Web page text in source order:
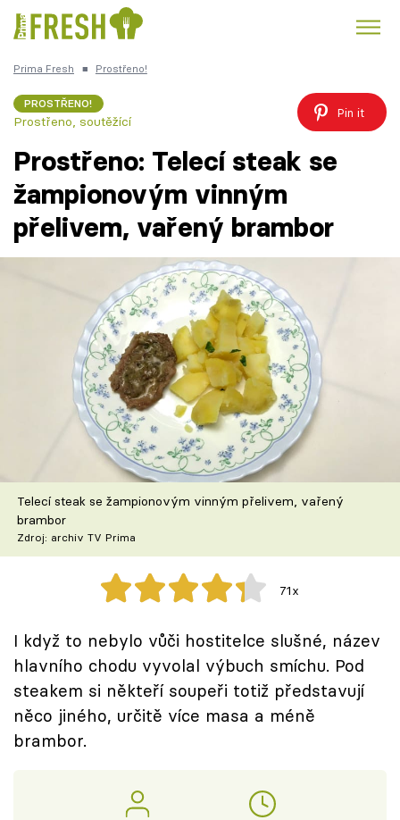
Česká kuchyně
Témata
TV Program
Škola vaření
Recepty z TV
Speciál: Cuketa
Těhotnej kuchař
Sledujte prima+
Přihlášení
Sledujte nás
Prima Fresh ■ Prostřeno!
PROSTŘENO!
Prostřeno, soutěžící
Pin it
Prostřeno: Telecí steak se
žampionovým vinným
přelivem, vařený brambor
Telecí steak se žampionovým vinným přelivem, vařený
brambor
Zdroj: archiv TV Prima
71x
I když to nebylo vůči hostitelce slušné, název
hlavního chodu vyvolal výbuch smíchu. Pod
steakem si někteří soupeři totiž představují
něco jiného, určitě více masa a méně
brambor.